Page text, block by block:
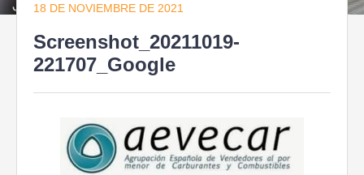
18 DE NOVIEMBRE DE 2021
Screenshot_20211019-
221707_Google